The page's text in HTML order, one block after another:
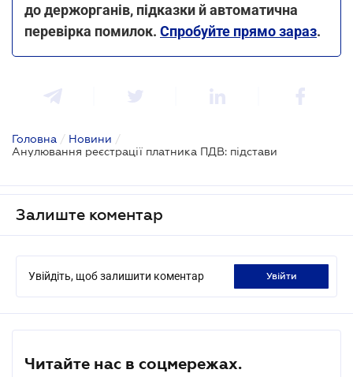
до держорганів, підказки й автоматична
перевірка помилок. Спробуйте прямо зараз.
Головна / Новини /
Анулювання реєстрації платника ПДВ: підстави
Залиште коментар
Увійдіть, щоб залишити коментар увійти
Читайте нас в соцмережах.